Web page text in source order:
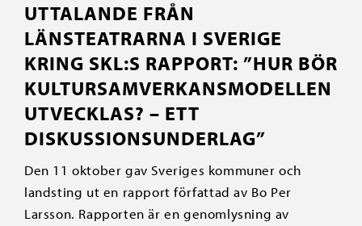
UTTALANDE FRÅN
LÄNSTEATRARNA I SVERIGE
KRING SKL:S RAPPORT: ”HUR BÖR
KULTURSAMVERKANSMODELLEN
UTVECKLAS? – ETT
DISKUSSIONSUNDERLAG”
Den 11 oktober gav Sveriges kommuner och
landsting ut en rapport författad av Bo Per
Larsson. Rapporten är en genomlysning av